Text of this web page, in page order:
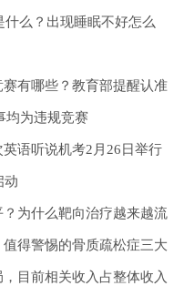
么？出现睡眠不好怎么
有哪些？教育部提醒认准
均为违规竞赛
语听说机考2月26日举行
动
为什么靶向治疗越来越流
得警惕的骨质疏松症三大
目前相关收入占整体收入